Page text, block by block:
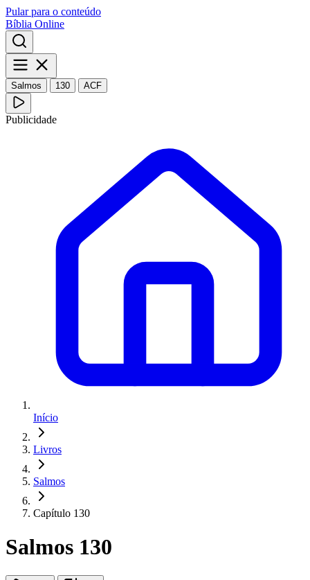
Pular para o conteúdo
Bíblia Online
Salmos 130 ACF
Publicidade
Início
Livros
Salmos
Capítulo 130
Salmos 130